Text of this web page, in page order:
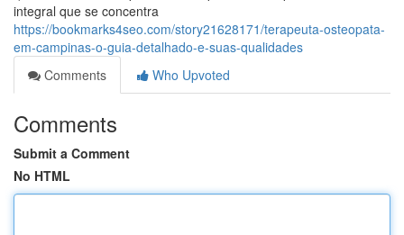
integral que se concentra
https://bookmarks4seo.com/story21628171/terapeuta-osteopata-
em-campinas-o-guia-detalhado-e-suas-qualidades
Comments
Who Upvoted
Comments
Submit a Comment
No HTML